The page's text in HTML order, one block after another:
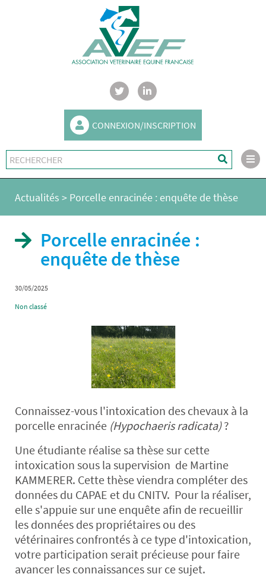
CONNEXION/INSCRIPTION
Actualités > Porcelle enracinée : enquête de thèse
Porcelle enracinée :
enquête de thèse
30/05/2025
Non classé
Connaissez-vous l'intoxication des chevaux à la
porcelle enracinée (Hypochaeris radicata)?
Une étudiante réalise sa thèse sur cette
intoxication sous la supervision de Martine
KAMMERER. Cette thèse viendra compléter des
données du CAPAE et du CNITV. Pour la réaliser,
elle s'appuie sur une enquête afin de recueillir
les données des propriétaires ou des
vétérinaires confrontés à ce type d'intoxication,
votre participation serait précieuse pour faire
avancer les connaissances sur ce sujet.